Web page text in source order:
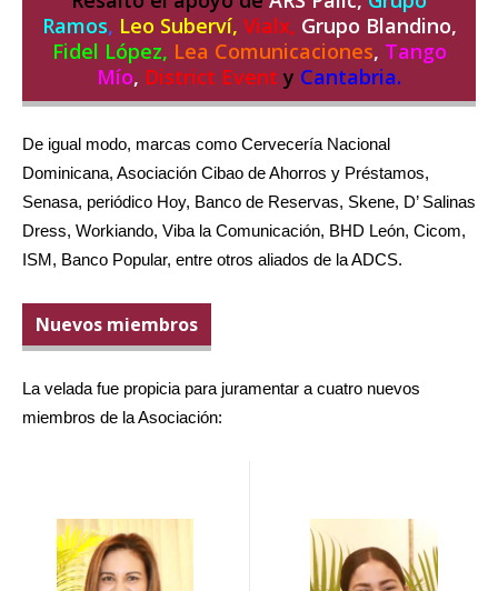
Ramos, Leo Suberví, Vialx, Grupo Blandino,
Fidel López, Lea Comunicaciones, Tango
Mío, District Eventy Cantabria.
De igual modo, marcas como Cervecería Nacional
Dominicana, Asociación Cibao de Ahorros y Préstamos,
Senasa, periódico Hoy, Banco de Reservas, Skene, D’ Salinas
Dress, Workiando, Viba la Comunicación, BHD León, Cicom,
ISM, Banco Popular, entre otros aliados de la ADCS.
Nuevos miembros
La velada fue propicia para juramentar a cuatro nuevos
miembros de la Asociación: